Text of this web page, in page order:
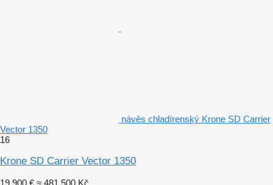
návěs chladírenský Krone SD Carrier
Vector 1350
16
Krone SD Carrier Vector 1350
19 900 € ≈ 481 500 Kč